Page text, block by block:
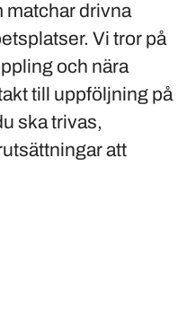
matchar drivna
Vi tror på
och nära
till uppföljning på
ska trivas,
att